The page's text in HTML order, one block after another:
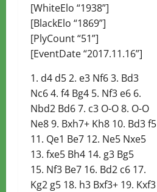
[WhiteElo “1938”]
[BlackElo “1869”]
[PlyCount “51”]
[EventDate “2017.11.16”]
1. d4 d5 2. e3 Nf6 3. Bd3
Nc6 4. f4 Bg4 5. Nf3 e6 6.
Nbd2 Bd6 7. c3 O-O 8. O-O
Ne8 9. Bxh7+ Kh8 10. Bd3 f5
11. Qe1 Be7 12. Ne5 Nxe5
13. fxe5 Bh4 14. g3 Bg5
15. Nf3 Be7 16. Bd2 c6 17.
Kg2 g5 18. h3 Bxf3+ 19. Kxf3